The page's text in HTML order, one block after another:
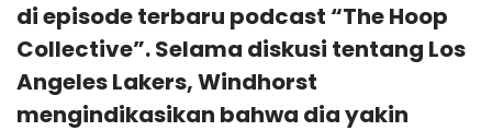
di episode terbaru podcast “The Hoop
Collective”. Selama diskusi tentang Los
Angeles Lakers, Windhorst
mengindikasikan bahwa dia yakin